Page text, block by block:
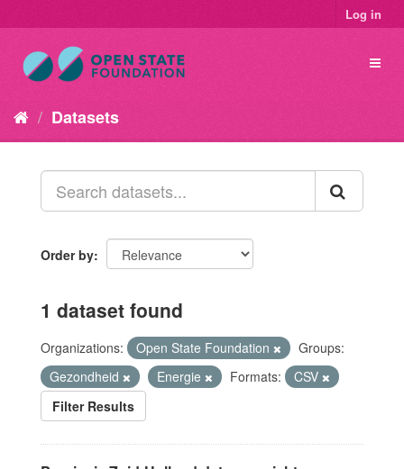
Log in
Datasets
Order by
1 dataset found
Organizations: Open State Foundation
Groups:
Gezondheid
Energie Formats:
CSV
Filter Results